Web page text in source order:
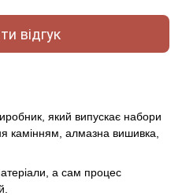
відгук
який випускає набори
камінням, алмазна вишивка,
а сам процес